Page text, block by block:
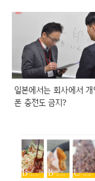
일본에서는 회사에서
폰 충전도 금지?